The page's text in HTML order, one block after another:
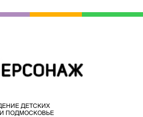
ДЕТСКИХ
ПОДМОСКОВЬЕ